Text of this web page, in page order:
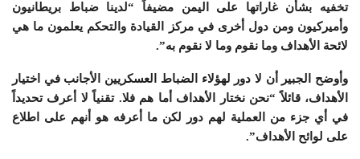
تخفيه بشأن غاراتها على اليمن مضيفاً “لدينا ضباط بريطانيون
وأميركيون ومن دول أخرى في مركز القيادة والتحكم يعلمون ما هي
لائحة الأهداف وما نقوم وما لا نقوم به”.
وأوضح الجبير أن لا دور لهؤلاء الضباط العسكريين الأجانب في اختيار
الأهداف، قائلاً “نحن نختار الأهداف أما هم فلا. تقنياً لا أعرف تحديداً
في أي جزء من العملية لهم دور لكن ما أعرفه هو أنهم على اطلاع
على لوائح الأهداف”.